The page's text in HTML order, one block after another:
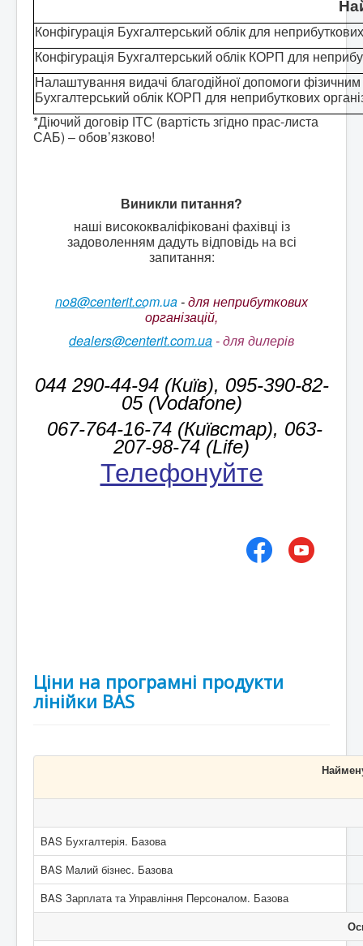
Конфігурація Бухгалтерський облік для
Конфігурація Бухгалтерський облік КОРП для
Налаштування видачі благодійної допомоги
Бухгалтерський облік КОРП для неприбуткових
*Діючий договір ІТС (вартість згідно прас-листа
САБ) – обов’язково!
Виникли питання?
наші висококваліфіковані фахівці із
задоволенням дадуть відповідь на всі
запитання:
no8@centerit.com.ua-для неприбуткових
організацій,
dealers@centerit.com.ua-для дилерів
044 290-44-94 (Київ), 095-390-82-
05 (Vodafone)
067-764-16-74 (Київстар), 063-
207-98-74 (Life)
Телефонуйте
Ціни на програмні продукти
лінійки BAS
BAS Бухгалтерія. Базова
BAS Малий бізнес. Базова
BAS Зарплата та Управління Персоналом. Базова